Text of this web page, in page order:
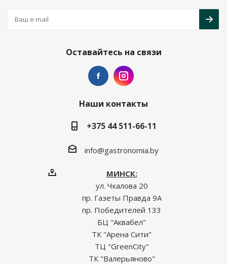
Оставайтесь на связи
Наши контакты
+375 44 511-66-11
info@gastronomia.by
МИНСК:
ул. Чкалова 20
пр. Газеты Правда 9А
пр. Победителей 133
БЦ "Аквабел"
ТК "Арена Сити"
ТЦ "GreenCity"
ТК "Валерьяново"